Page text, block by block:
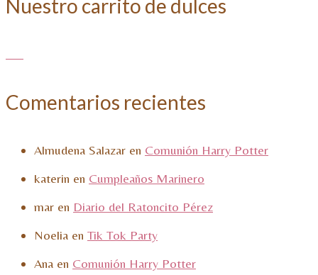
Nuestro carrito de dulces
Comentarios recientes
Almudena Salazar en Comunión Harry Potter
katerin en Cumpleaños Marinero
mar en Diario del Ratoncito Pérez
Noelia en Tik Tok Party
Ana en Comunión Harry Potter